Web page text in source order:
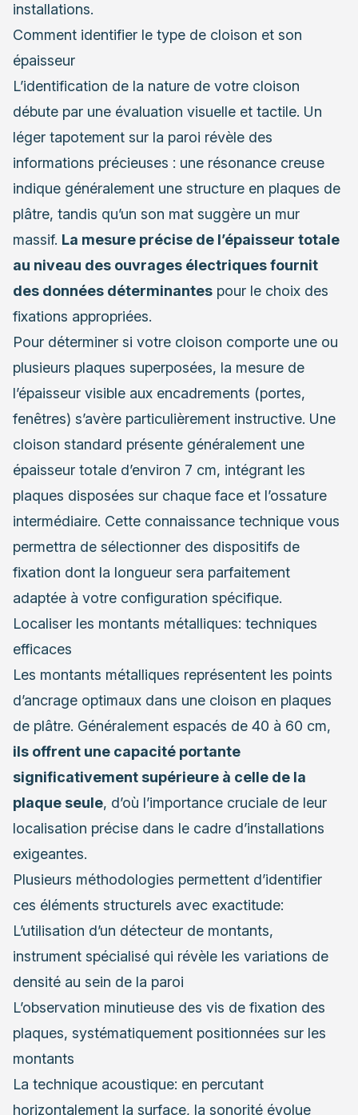
installations.
Comment identifier le type de cloison et son
épaisseur
L’identification de la nature de votre cloison
débute par une évaluation visuelle et tactile. Un
léger tapotement sur la paroi révèle des
informations précieuses : une résonance creuse
indique généralement une structure en plaques de
plâtre, tandis qu’un son mat suggère un mur
massif. La mesure précise de l’épaisseur totale
au niveau des ouvrages électriques fournit
des données déterminantes pour le choix des
fixations appropriées.
Pour déterminer si votre cloison comporte une ou
plusieurs plaques superposées, la mesure de
l’épaisseur visible aux encadrements (portes,
fenêtres) s’avère particulièrement instructive. Une
cloison standard présente généralement une
épaisseur totale d’environ 7 cm, intégrant les
plaques disposées sur chaque face et l’ossature
intermédiaire. Cette connaissance technique vous
permettra de sélectionner des dispositifs de
fixation dont la longueur sera parfaitement
adaptée à votre configuration spécifique.
Localiser les montants métalliques: techniques
efficaces
Les montants métalliques représentent les points
d’ancrage optimaux dans une cloison en plaques
de plâtre. Généralement espacés de 40 à 60 cm,
ils offrent une capacité portante
significativement supérieure à celle de la
plaque seule, d’où l’importance cruciale de leur
localisation précise dans le cadre d’installations
exigeantes.
Plusieurs méthodologies permettent d’identifier
ces éléments structurels avec exactitude:
L’utilisation d’un détecteur de montants,
instrument spécialisé qui révèle les variations de
densité au sein de la paroi
L’observation minutieuse des vis de fixation des
plaques, systématiquement positionnées sur les
montants
La technique acoustique: en percutant
horizontalement la surface, la sonorité évolue